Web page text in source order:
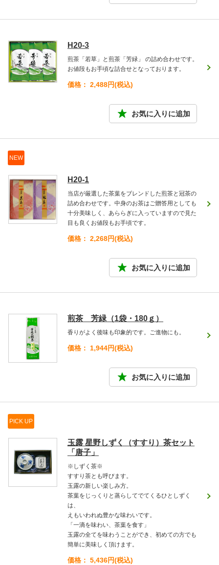
H20-3
煎茶「若草」と煎茶「芳緑」 の詰め合わせです。
お値段もお手頃な詰合せとなっております。
価格： 2,488円(税込)
NEW
H20-1
当店が厳選した茶葉をブレンドした煎茶と冠茶の
詰め合わせです。中身のお茶はご贈答用としても
十分美味しく、あららぎに入っていますので見た
目も良くお値段もお手頃です。
価格： 2,268円(税込)
煎茶 芳緑（1袋・180ｇ）
香りがよく後味も印象的です。ご進物にも。
価格： 1,944円(税込)
PICK UP
玉露 星野しずく（すすり）茶セット
「唐子」
※しずく茶※
すすり茶とも呼びます。
玉露の新しい楽しみ方。
茶葉をじっくりと蒸らしてでてくるひとしずく
は、
えもいわれぬ豊かな味わいです。
「一滴を味わい、茶葉を食す」
玉露の全てを味わうことができ、初めての方でも
簡単に美味しく頂けます。
価格： 5,436円(税込)